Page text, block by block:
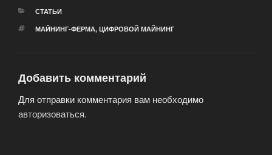
РУБРИКИ
СТАТЬИ
МЕТКИ
МАЙНИНГ-ФЕРМА, ЦИФРОВОЙ МАЙНИНГ
Добавить комментарий
Для отправки комментария вам необходимо
авторизоваться.